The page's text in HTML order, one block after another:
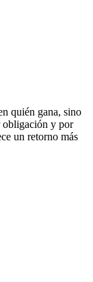
quién gana, sino
obligación y por
un retorno más